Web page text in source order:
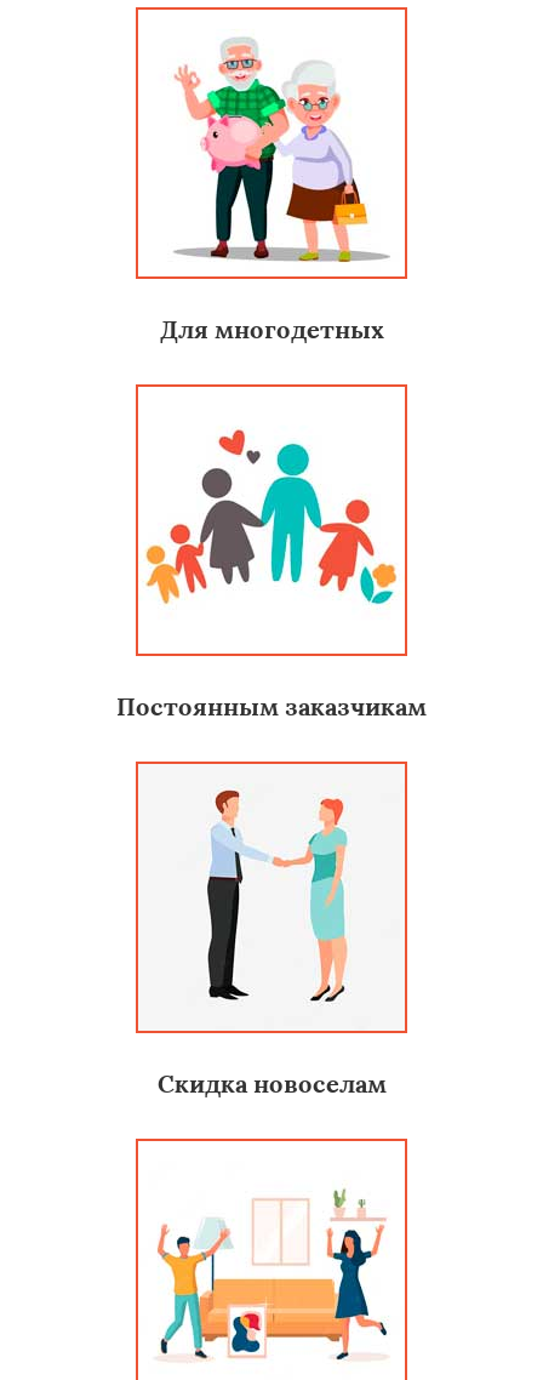
Для многодетных
Постоянным заказчикам
Скидка новоселам